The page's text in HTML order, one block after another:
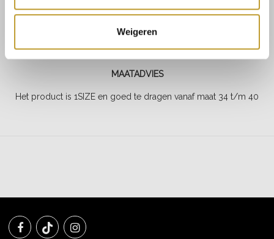
Weigeren
Bailey knitwear dress army
green
MAATADVIES
Het product is 1SIZE en goed te dragen vanaf maat 34 t/m 40